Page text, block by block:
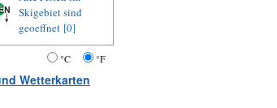
Skigebiet sind
geoeffnet [0]
°C °F
Wetterkarten